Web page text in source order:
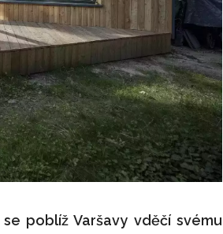
poblíž Varšavy vděčí svému